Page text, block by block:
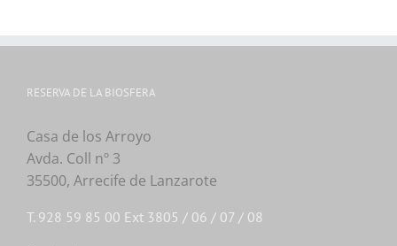
RESERVA DE LA BIOSFERA
Casa de los Arroyo
Avda. Coll nº 3
35500, Arrecife de Lanzarote
T. 928 59 85 00 Ext 3805 / 06 / 07 / 08